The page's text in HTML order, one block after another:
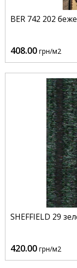
BER 742 202
408.00 грн/м2
SHEFFIELD 29
420.00 грн/м2